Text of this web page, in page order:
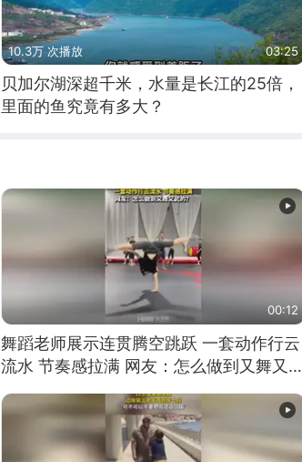
10.3万 次播放 03:25
贝加尔湖深超千米，水量是长江的25倍，
里面的鱼究竟有多大？
00:12
舞蹈老师展示连贯腾空跳跃 一套动作行云
流水 节奏感拉满 网友：怎么做到又舞又武